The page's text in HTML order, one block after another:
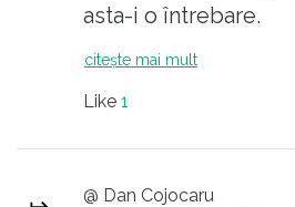
asta-i o întrebare.
citește mai mult
Like 1
@ Dan Cojocaru